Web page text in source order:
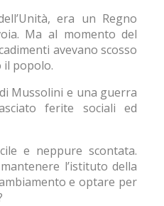
era un Regno
Ma al momento del
avevano scosso
il popolo.
Mussolini e una guerra
ferite sociali ed
e neppure scontata.
l’istituto della
e optare per